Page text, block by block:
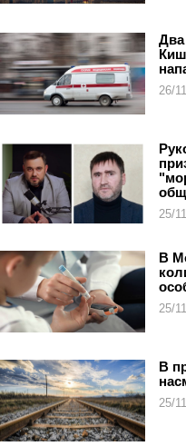
26/
25/
В
25/
В
25/